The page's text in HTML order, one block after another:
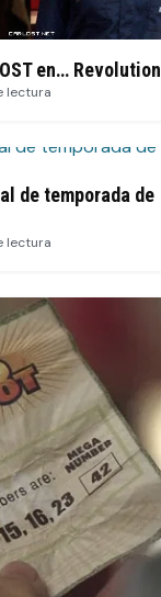
en… Revolution
lectura
de temporada de
lectura